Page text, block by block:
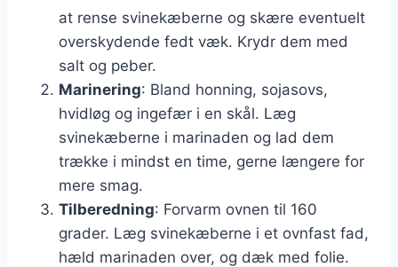
at rense svinekæberne og skære eventuelt
overskydende fedt væk. Krydr dem med
salt og peber.
Marinering: Bland honning, sojasovs,
hvidløg og ingefær i en skål. Læg
svinekæberne i marinaden og lad dem
trække i mindst en time, gerne længere for
mere smag.
Tilberedning: Forvarm ovnen til 160
grader. Læg svinekæberne i et ovnfast fad,
hæld marinaden over, og dæk med folie.